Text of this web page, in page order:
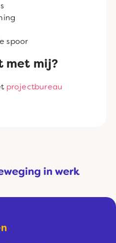
spoor
met mij?
projectbureau